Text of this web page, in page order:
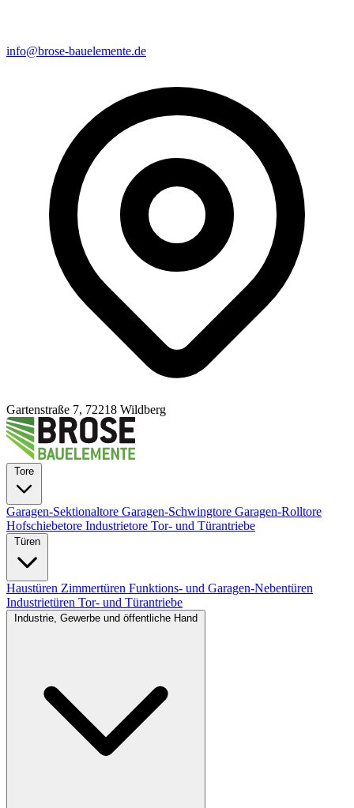
info@brose-bauelemente.de
Gartenstraße 7, 72218 Wildberg
Garagen-Sektionaltore Garagen-Schwingtore Garagen-Rolltore
Hofschiebetore Industrietore Tor- und Türantriebe
Haustüren Zimmertüren Funktions- und Garagen-Nebentüren
Industrietüren Tor- und Türantriebe